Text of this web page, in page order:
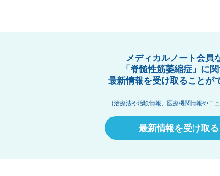
メディカルノート会員
「脊髄性筋萎縮症」に
最新情報を受け取ることが
(治療法や治験情報、医療機関情報やニ
最新情報を受け取る